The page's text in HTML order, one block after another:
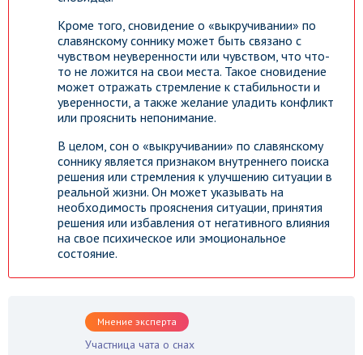
Кроме того, сновидение о «выкручивании» по
славянскому соннику может быть связано с
чувством неуверенности или чувством, что что-
то не ложится на свои места. Такое сновидение
может отражать стремление к стабильности и
уверенности, а также желание уладить конфликт
или прояснить непонимание.
В целом, сон о «выкручивании» по славянскому
соннику является признаком внутреннего поиска
решения или стремления к улучшению ситуации в
реальной жизни. Он может указывать на
необходимость прояснения ситуации, принятия
решения или избавления от негативного влияния
на свое психическое или эмоциональное
состояние.
Мнение эксперта
Участница чата о снах